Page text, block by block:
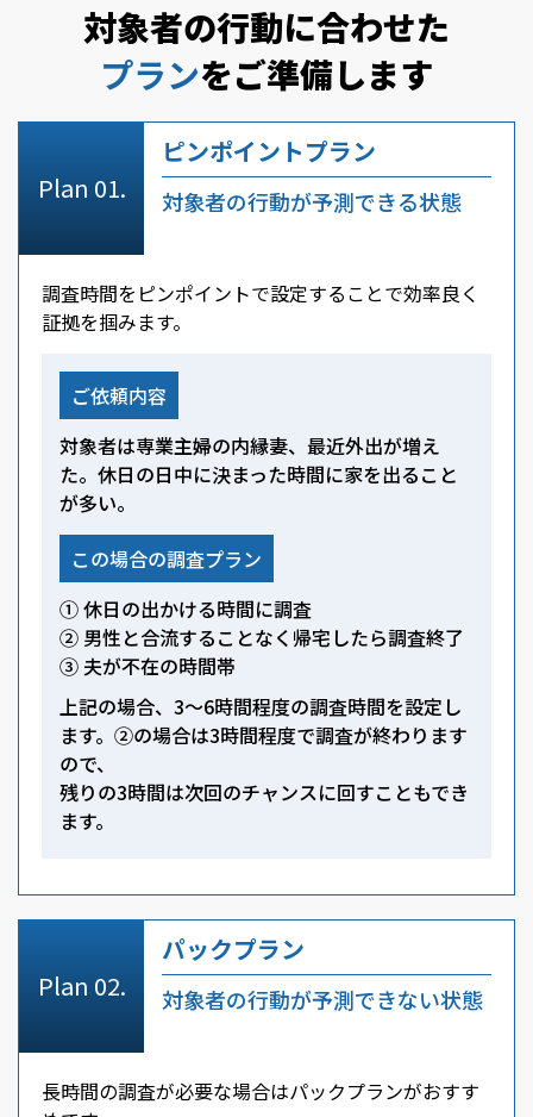
対象者の行動に合わせた
プランをご準備します
ピンポイントプラン
対象者の行動が予測できる状態
調査時間をピンポイントで設定することで効率良く
証拠を掴みます。
ご依頼内容
対象者は専業主婦の内縁妻、最近外出が増え
た。休日の日中に決まった時間に家を出ること
が多い。
この場合の調査プラン
① 休日の出かける時間に調査
② 男性と合流することなく帰宅したら調査終了
③ 夫が不在の時間帯
上記の場合、3～6時間程度の調査時間を設定し
ます。②の場合は3時間程度で調査が終わります
ので、
残りの3時間は次回のチャンスに回すこともでき
ます。
パックプラン
対象者の行動が予測できない状態
長時間の調査が必要な場合はパックプランがおすす